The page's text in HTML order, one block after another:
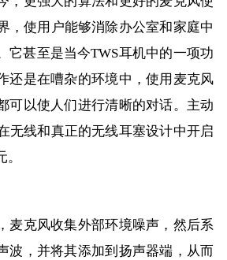
，使用户能够消除办公室和家庭中
它甚至是当今TWS耳机中的一项功
还是在嘈杂的环境中，使用麦克风
可以使人们进行清晰的对话。主动
无线和真正的无线耳塞设计中开启
麦克风收集外部环境噪声，然后系
波，并将其添加到扬声器端，从而